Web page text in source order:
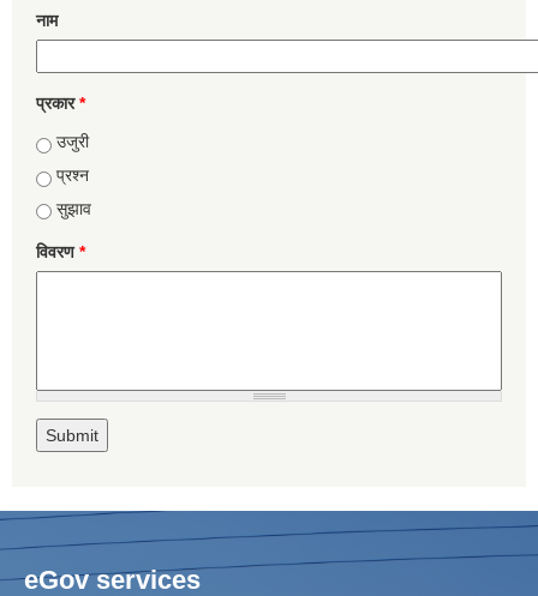
नाम
प्रकार*
उजुरी
प्रश्न
सुझाव
विवरण*
eGov services